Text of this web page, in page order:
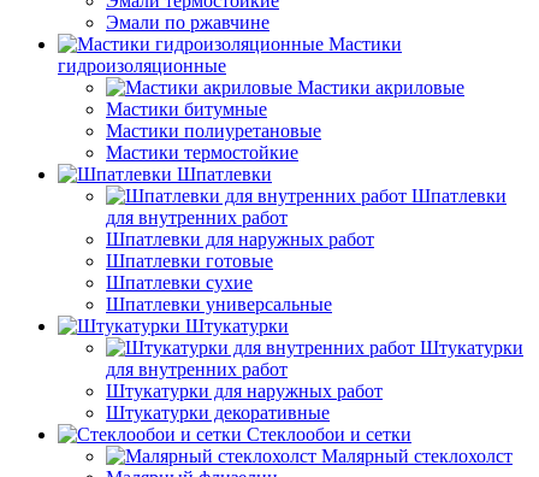
Эмали по ржавчине
Мастики
гидроизоляционные
Мастики акриловые
Мастики битумные
Мастики полиуретановые
Мастики термостойкие
Шпатлевки
Шпатлевки
для внутренних работ
Шпатлевки для наружных работ
Шпатлевки готовые
Шпатлевки сухие
Шпатлевки универсальные
Штукатурки
Штукатурки
для внутренних работ
Штукатурки для наружных работ
Штукатурки декоративные
Стеклообои и сетки
Малярный стеклохолст